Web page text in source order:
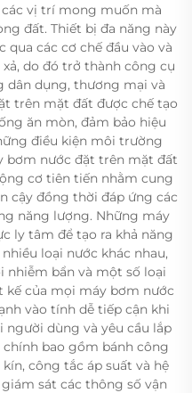
vị trí mong muốn mà
đất. Thiết bị đa năng này
các cơ chế đầu vào và
do đó trở thành công cụ
dụng, thương mại và
trên mặt đất được chế tạo
ăn mòn, đảm bảo hiệu
điều kiện môi trường
bơm nước đặt trên mặt đất
cơ tiên tiến nhằm cung
cậy đồng thời đáp ứng các
năng lượng. Những máy
ly tâm để tạo ra khả năng
loại nước khác nhau,
nhiễm bẩn và một số loại
của mọi máy bơm nước
vào tính dễ tiếp cận khi
dùng và yêu cầu lắp
bao gồm bánh công
công tắc áp suất và hệ
sát các thông số vận